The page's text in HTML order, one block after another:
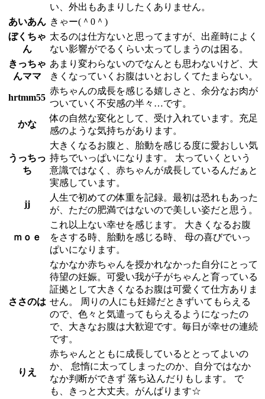
い、外出もあまりしたくありません。
あいあん きゃー(＾0＾)
ぼくちゃ
ん
太るのは仕方ないと思ってますが、出産時によく
ない影響がでるくらい太ってしまうのは困る。
きっちゃ
んママ
あまり変わらないのでなんとも思わないけど、大
きくなっていくお腹はいとおしくてたまらない。
hrtmm55
赤ちゃんの成長を感じる嬉しさと、余分なお肉が
ついていく不安感の半々…です。
かな
体の自然な変化として、受け入れています。充足
感のような気持ちがあります。
うっちっ
ち
大きくなるお腹と、胎動を感じる度に愛おしい気
持ちでいっぱいになります。 太っていくという
意識ではなく、赤ちゃんが成長しているんだぁと
実感しています。
jj
人生で初めての体重を記録。最初は恐れもあった
が、ただの肥満ではないので美しい姿だと思う。
ｍｏｅ
これ以上ない幸せを感じます。 大きくなるお腹
をさする時、胎動を感じる時、 母の喜びでいっ
ぱいになります。
ささのは
なかなか赤ちゃんを授かれなかった自分にとって
待望の妊娠。可愛い我が子がちゃんと育っている
証拠として大きくなるお腹は可愛くて仕方ありま
せん。 周りの人にも妊婦だときずいてもらえる
ので、色々と気遣ってもらえるようになったの
で、大きなお腹は大歓迎です。毎日が幸せの連続
です。
りえ
赤ちゃんとともに成長しているととってよいの
か、 怠惰に太ってしまったのか、自分ではなか
なか判断ができず 落ち込んだりもします。 で
も、きっと大丈夫。がんばります☆